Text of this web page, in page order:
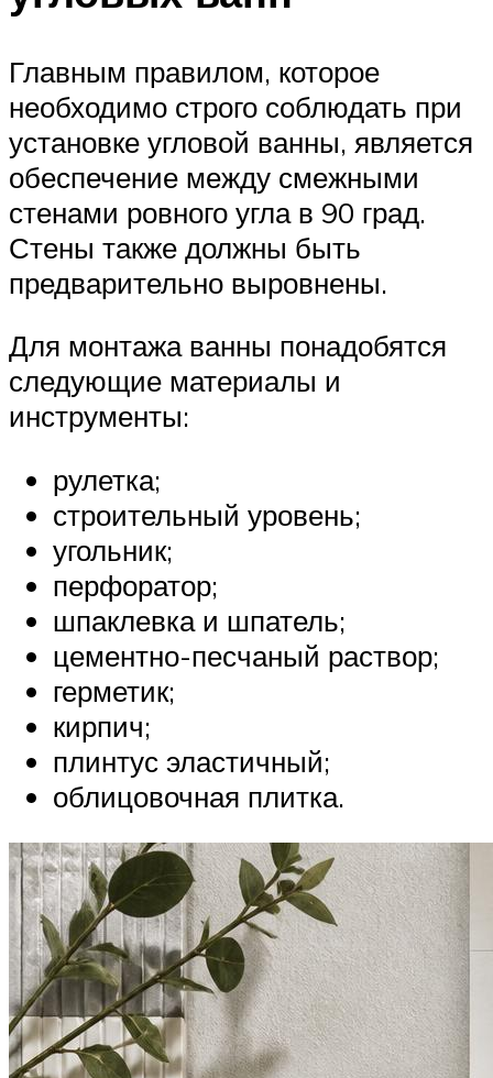
Главным правилом, которое
необходимо строго соблюдать при
установке угловой ванны, является
обеспечение между смежными
стенами ровного угла в 90 град.
Стены также должны быть
предварительно выровнены.
Для монтажа ванны понадобятся
следующие материалы и
инструменты:
рулетка;
строительный уровень;
угольник;
перфоратор;
шпаклевка и шпатель;
цементно-песчаный раствор;
герметик;
кирпич;
плинтус эластичный;
облицовочная плитка.